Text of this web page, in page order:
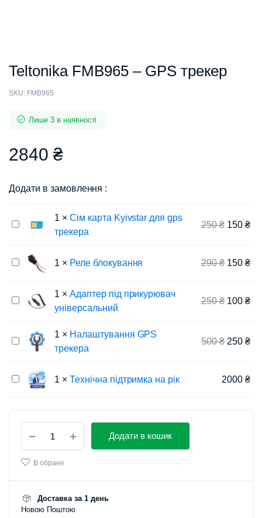
Teltonika FMB965 – GPS трекер
SKU: FMB965
Лише 3 в наявності
2840 ₴
Додати в замовлення :
Cім
Kyivstar
для
gps
трекера
1 × Cім карта Kyivstar для gps
трекера
250₴ 150₴
Реле
блокування
1 × Реле блокування 290₴ 150₴
Адаптер
прикурювач
універсальний
1 × Адаптер під прикурювач
універсальний
250₴ 100₴
Налаштування
трекера
1 × Налаштування GPS
трекера
500₴ 250₴
Технічна
підтримка
на
рік
1 × Технічна підтримка на рік 2000₴
Додати в кошик
В обране
Доставка за 1 день
Новою Поштою